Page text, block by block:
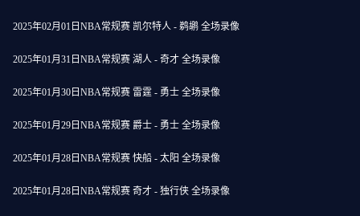
2025年02月01日NBA常规赛 凯尔特人 - 鹈鹕 全场录像
2025年01月31日NBA常规赛 湖人 - 奇才 全场录像
2025年01月30日NBA常规赛 雷霆 - 勇士 全场录像
2025年01月29日NBA常规赛 爵士 - 勇士 全场录像
2025年01月28日NBA常规赛 快船 - 太阳 全场录像
2025年01月28日NBA常规赛 奇才 - 独行侠 全场录像